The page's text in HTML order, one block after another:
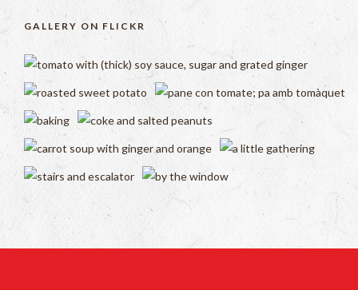
GALLERY ON FLICKR